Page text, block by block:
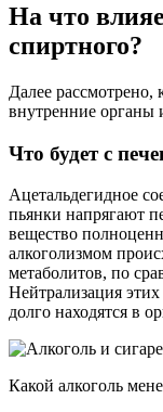
На что
спиртного?
Далее
внутренние органы
Что будет с
Ацетальдегидное
пьянки напрягают
вещество
алкоголизмом
метаболитов, по
Нейтрализация
долго находятся в
Какой алкоголь